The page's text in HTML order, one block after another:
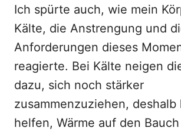
Ich spürte auch, wie mein
Kälte, die Anstrengung und
Anforderungen dieses
reagierte. Bei Kälte neigen
dazu, sich noch stärker
zusammenzuziehen, deshalb
helfen, Wärme auf den Bauch